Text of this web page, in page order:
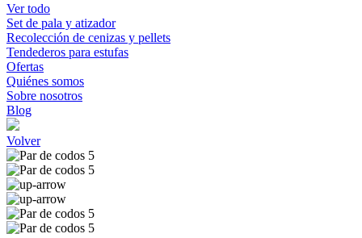
Ver todo
Set de pala y atizador
Recolección de cenizas y pellets
Tendederos para estufas
Ofertas
Quiénes somos
Sobre nosotros
Blog
Volver